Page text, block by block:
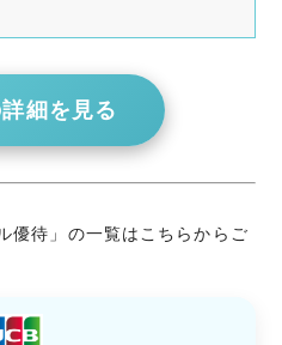
細を見る
優待」の一覧はこちらからご